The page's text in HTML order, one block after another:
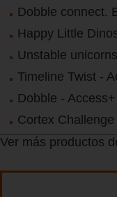
Dobble connect.
Happy Little
Unstable
Timeline Twist -
Dobble - Access+
Cortex
Ver más productos